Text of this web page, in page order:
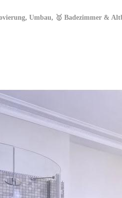
Umbau, 🥇 Badezimmer &